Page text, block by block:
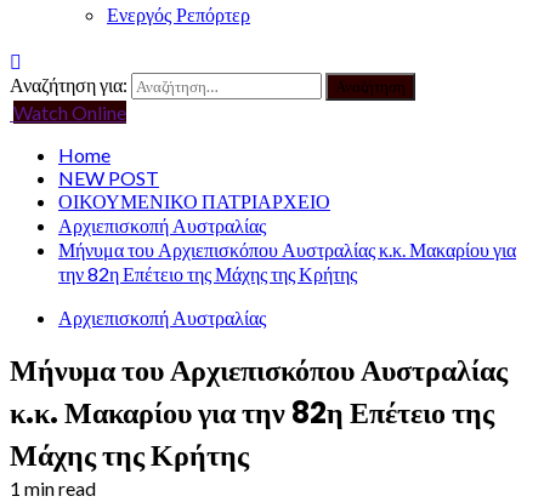
Ενεργός Ρεπόρτερ
Αναζήτηση για:
Watch Online
Home
NEW POST
ΟΙΚΟΥΜΕΝΙΚΟ ΠΑΤΡΙΑΡΧΕΙΟ
Αρχιεπισκοπή Αυστραλίας
Μήνυμα του Αρχιεπισκόπου Αυστραλίας κ.κ. Μακαρίου για
την 82η Επέτειο της Μάχης της Κρήτης
Αρχιεπισκοπή Αυστραλίας
Μήνυμα του Αρχιεπισκόπου Αυστραλίας
κ.κ. Μακαρίου για την 82η Επέτειο της
Μάχης της Κρήτης
1 min read